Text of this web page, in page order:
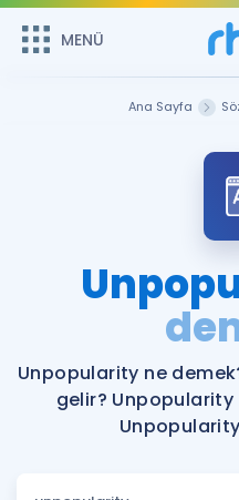
MENÜ
Şifremi
Sepetin
Remzi Hoca ile seni sınava
MENÜ
Katılımcı Görüşleri
Faydalı Araçlar
Ücretsiz Kaynaklar
Ana Sayfa
Unpopularity ne
gelir?